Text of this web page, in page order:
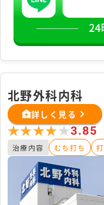
北野外科内科
詳しく見る
★★★★★
★★★★★3.85
治療内容 むち打ち